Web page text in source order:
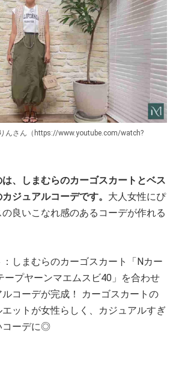
んさん（https://www.youtube.com/watch?
、しまむらのカーゴスカートとベス
ジュアルコーデです。 大人女性にぴ
良いこなれ感のあるコーデが作れる
：しまむらのカーゴスカート「Nカー
ープヤーンマエムスビ40」を合わせ
コーデが完成！ カーゴスカートの
ットが女性らしく、カジュアルすぎ
コーデに◎